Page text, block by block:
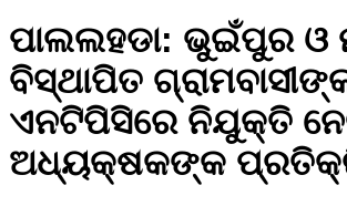
ପାଲଲହଡା: ଭୁଇଁପୁର ଓ
ବିସ୍ଥାପିତ
ଏନଟିପିସିରେ ନିଯୁକ୍ତି
ଅଧ୍ୟକ୍ଷକଙ୍କ